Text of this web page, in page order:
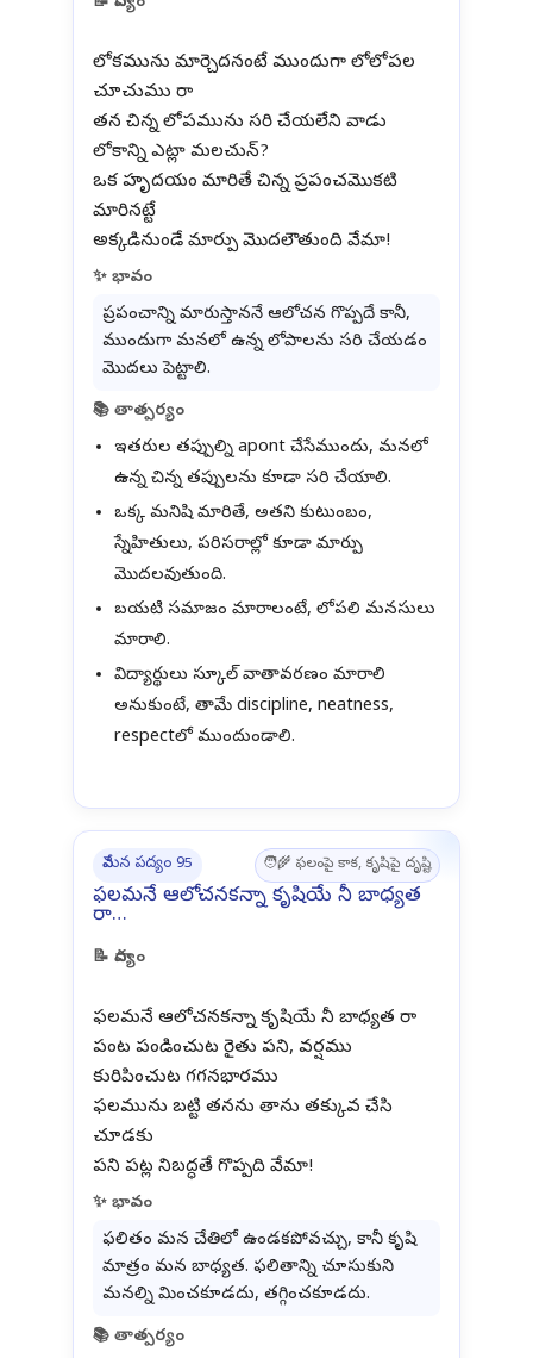
లోకమును మార్చెదనంటే ముందుగా లోలోపల
చూచుము రా
తన చిన్న లోపమును సరి చేయలేని వాడు
లోకాన్ని ఎట్లా మలచున్?
ఒక హృదయం మారితే చిన్న ప్రపంచమొకటి
మారినట్టే
✨ భావం
ప్రపంచాన్ని మారుస్తాననే ఆలోచన గొప్పదే కానీ,
ముందుగా మనలో ఉన్న లోపాలను సరి చేయడం
మొదలు పెట్టాలి.
📚 తాత్పర్యం
ఇతరుల తప్పుల్ని apont చేసేముందు, మనలో
ఉన్న చిన్న తప్పులను కూడా సరి చేయాలి.
ఒక్క మనిషి మారితే, అతని కుటుంబం,
స్నేహితులు, పరిసరాల్లో కూడా మార్పు
మొదలవుతుంది.
బయటి సమాజం మారాలంటే, లోపలి మనసులు
మారాలి.
విద్యార్థులు స్కూల్ వాతావరణం మారాలి
అనుకుంటే, తామే discipline, neatness,
respectలో ముందుండాలి.
వేమన పద్యం 95 🧑‍🌾 ఫలంపై కాక, కృషిపై దృష్టి
ఫలమనే ఆలోచనకన్నా కృషియే నీ బాధ్యత
రా…
📝 పాద్యం
ఫలమనే ఆలోచనకన్నా కృషియే నీ బాధ్యత రా
పంట పండించుట రైతు పని, వర్షము
కురిపించుట గగనభారము
ఫలమును బట్టి తనను తాను తక్కువ చేసి
చూడకు
✨ భావం
ఫలితం మన చేతిలో ఉండకపోవచ్చు, కానీ కృషి
మాత్రం మన బాధ్యత. ఫలితాన్ని చూసుకుని
మనల్ని మించకూడదు, తగ్గించకూడదు.
📚 తాత్పర్యం